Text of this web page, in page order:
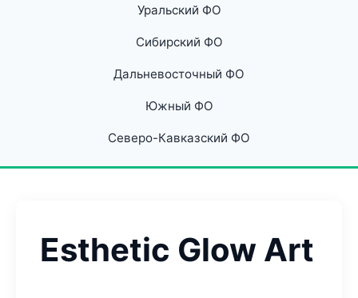
Уральский ФО
Сибирский ФО
Дальневосточный ФО
Южный ФО
Северо-Кавказский ФО
Esthetic Glow Art